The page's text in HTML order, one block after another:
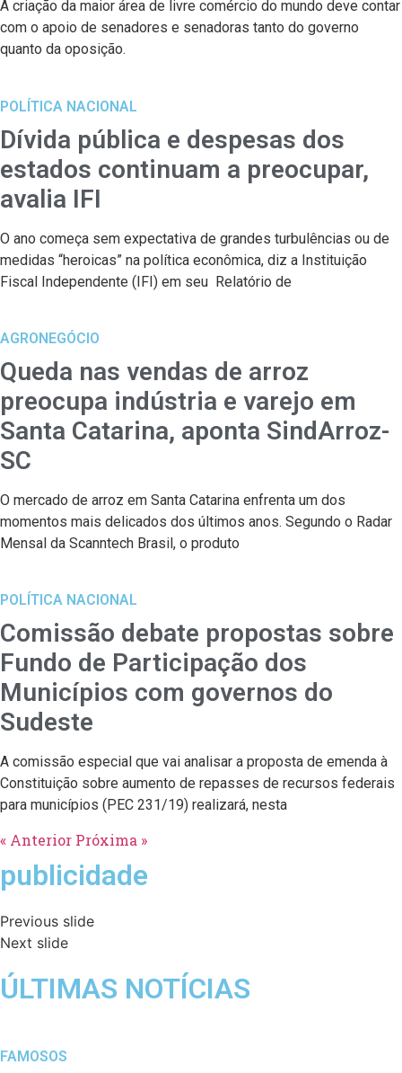
A criação da maior área de livre comércio do mundo deve contar
com o apoio de senadores e senadoras tanto do governo
quanto da oposição.
POLÍTICA NACIONAL
Dívida pública e despesas dos
estados continuam a preocupar,
avalia IFI
O ano começa sem expectativa de grandes turbulências ou de
medidas “heroicas” na política econômica, diz a Instituição
Fiscal Independente (IFI) em seu Relatório de
AGRONEGÓCIO
Queda nas vendas de arroz
preocupa indústria e varejo em
Santa Catarina, aponta SindArroz-
SC
O mercado de arroz em Santa Catarina enfrenta um dos
momentos mais delicados dos últimos anos. Segundo o Radar
Mensal da Scanntech Brasil, o produto
POLÍTICA NACIONAL
Comissão debate propostas sobre
Fundo de Participação dos
Municípios com governos do
Sudeste
A comissão especial que vai analisar a proposta de emenda à
Constituição sobre aumento de repasses de recursos federais
para municípios (PEC 231/19) realizará, nesta
« Anterior Próxima »
publicidade
Previous slide
Next slide
ÚLTIMAS NOTÍCIAS
FAMOSOS